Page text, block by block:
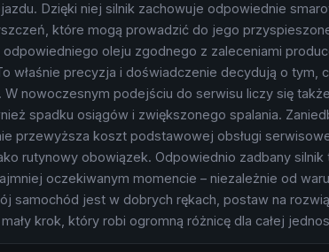
Dzięki niej silnik zachowuje odpowiednie
które mogą prowadzić do jego
oleju zgodnego z zaleceniami
precyzja i doświadczenie decydują o tym,
nowoczesnym podejściu do serwisu liczy się
spadku osiągów i zwiększonego spalania.
przewyższa koszt podstawowej obsługi
rutynowy obowiązek. Odpowiednio zadbany
oczekiwanym momencie – niezależnie od
samochód jest w dobrych rękach, postaw na
krok, który robi ogromną różnicę dla całej